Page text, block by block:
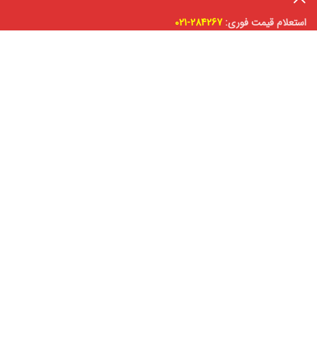
استعلام قیمت فوری:284267-021